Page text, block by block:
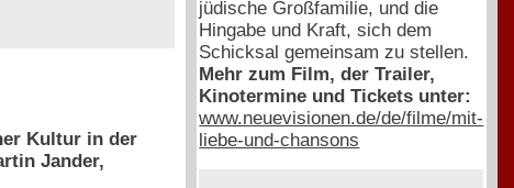
Kultur in der
Jander,
jüdische Großfamilie, und die
Hingabe und Kraft, sich dem
Schicksal gemeinsam zu stellen.
Mehr zum Film, der Trailer,
Kinotermine und Tickets unter:
www.neuevisionen.de/de/filme/mit-
liebe-und-chansons